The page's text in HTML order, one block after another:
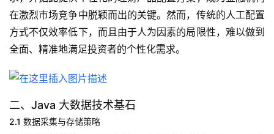
在激烈市场竞争中脱颖而出的关键。然而，传统的人工配置
方式不仅效率低下，而且由于人为因素的局限性，难以做到
全面、精准地满足投资者的个性化需求。
二、Java 大数据技术基石
2.1 数据采集与存储策略